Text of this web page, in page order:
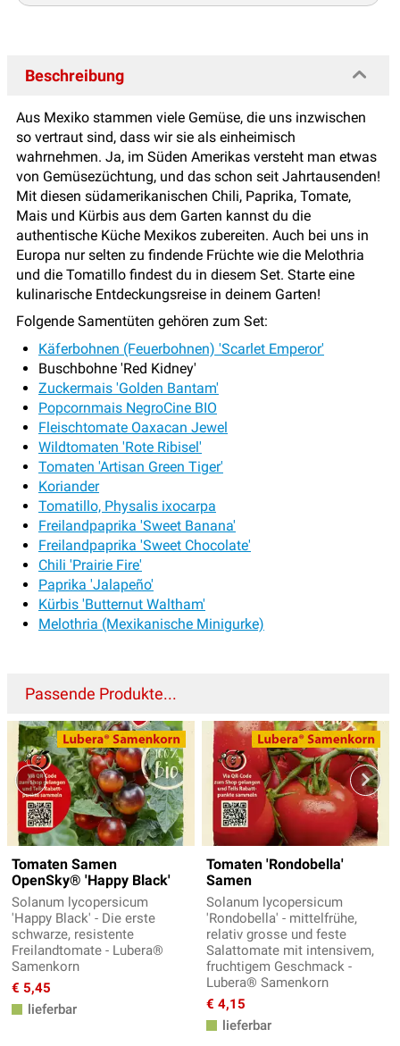
Beschreibung
Aus Mexiko stammen viele Gemüse, die uns inzwischen
so vertraut sind, dass wir sie als einheimisch
wahrnehmen. Ja, im Süden Amerikas versteht man etwas
von Gemüsezüchtung, und das schon seit Jahrtausenden!
Mit diesen südamerikanischen Chili, Paprika, Tomate,
Mais und Kürbis aus dem Garten kannst du die
authentische Küche Mexikos zubereiten. Auch bei uns in
Europa nur selten zu findende Früchte wie die Melothria
und die Tomatillo findest du in diesem Set. Starte eine
kulinarische Entdeckungsreise in deinem Garten!
Folgende Samentüten gehören zum Set:
Käferbohnen (Feuerbohnen) 'Scarlet Emperor'
Buschbohne 'Red Kidney'
Zuckermais 'Golden Bantam'
Popcornmais NegroCine BIO
Fleischtomate Oaxacan Jewel
Wildtomaten 'Rote Ribisel'
Tomaten 'Artisan Green Tiger'
Koriander
Tomatillo, Physalis ixocarpa
Freilandpaprika 'Sweet Banana'
Freilandpaprika 'Sweet Chocolate'
Chili 'Prairie Fire'
Paprika 'Jalapeño'
Kürbis 'Butternut Waltham'
Melothria (Mexikanische Minigurke)
Passende Produkte...
Tomaten Samen
OpenSky® 'Happy Black'
Solanum lycopersicum
'Happy Black' - Die erste
schwarze, resistente
Freilandtomate - Lubera®
Samenkorn
€ 5,45
lieferbar
Tomaten 'Rondobella'
Samen
Solanum lycopersicum
'Rondobella' - mittelfrühe,
relativ grosse und feste
Salattomate mit intensivem,
fruchtigem Geschmack -
Lubera® Samenkorn
€ 4,15
lieferbar